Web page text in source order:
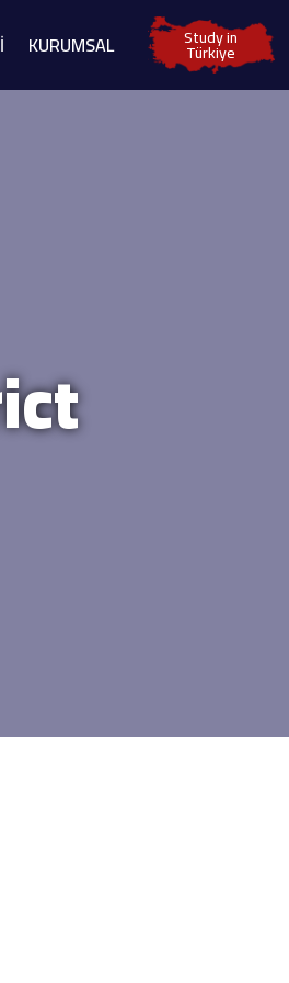
KURUMSAL Study in
Türkiye